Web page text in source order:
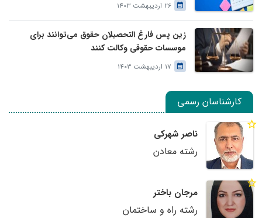
26 اردیبهشت 1403
زین پس فارغ التحصیلان حقوق می‌توانند برای
موسسات حقوقی وکالت کنند
17 اردیبهشت 1403
کارشناسان رسمی
ناصر شهرکی
رشته معادن
مرجان باختر
رشته راه و ساختمان